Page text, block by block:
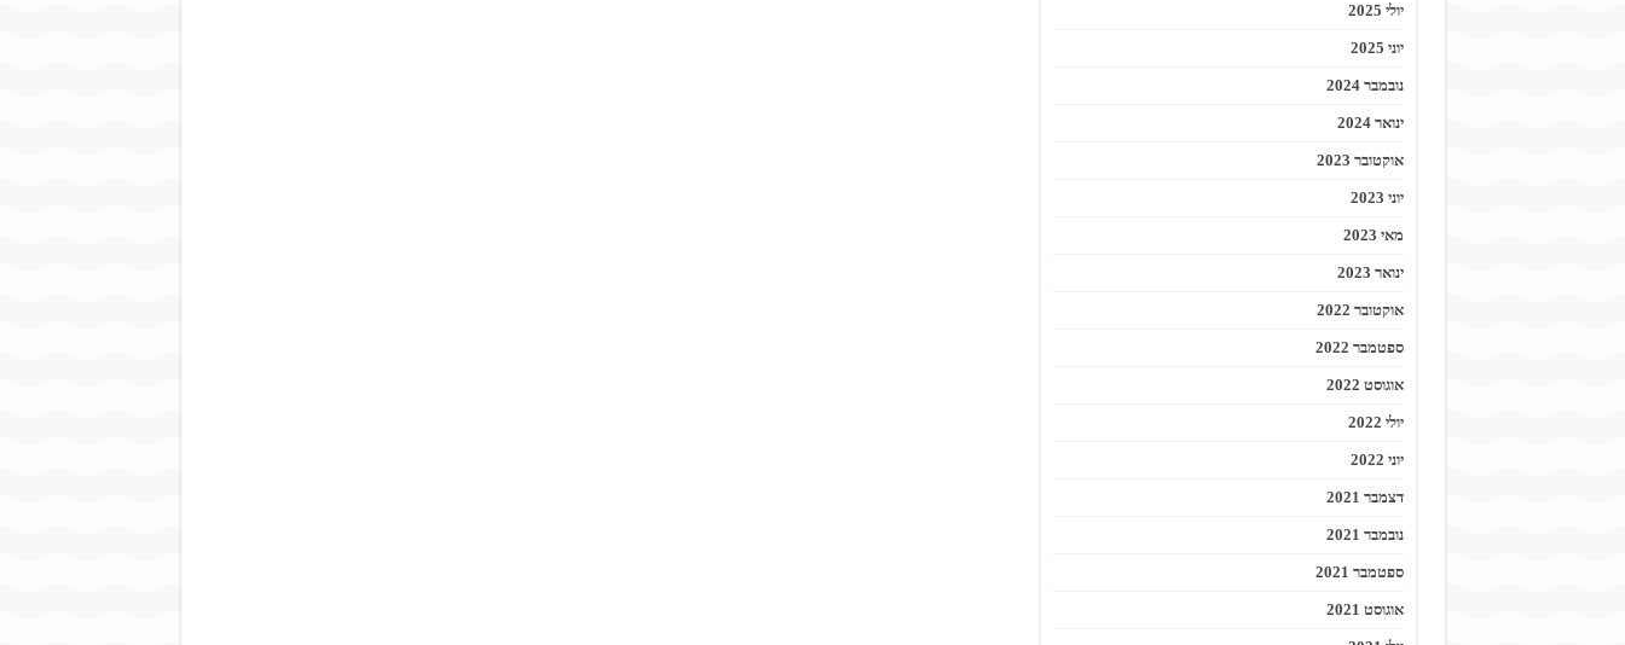
יולי 2025
יוני 2025
נובמבר 2024
ינואר 2024
אוקטובר 2023
יוני 2023
מאי 2023
ינואר 2023
אוקטובר 2022
ספטמבר 2022
אוגוסט 2022
יולי 2022
יוני 2022
דצמבר 2021
נובמבר 2021
ספטמבר 2021
אוגוסט 2021